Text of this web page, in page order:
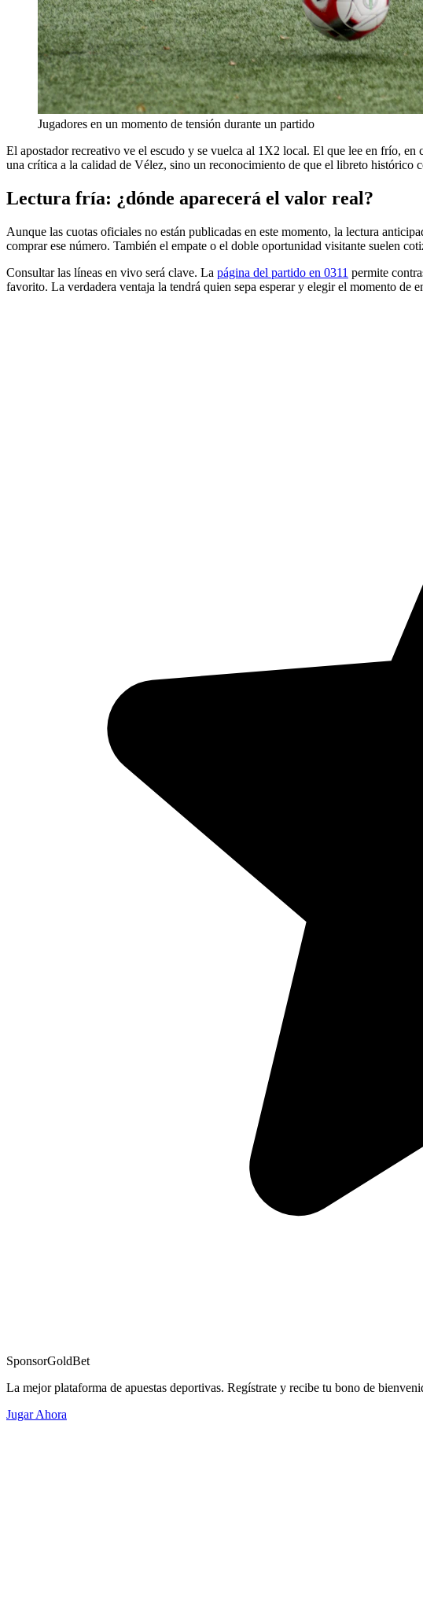
Jugadores en un momento de tensión durante un partido
El apostador recreativo ve el escudo y se vuelca al 1X2 local. El que lee en frío,
una crítica a la calidad de Vélez, sino un reconocimiento de que el libreto histórico
Lectura fría: ¿dónde aparecerá el valor real?
Aunque las cuotas oficiales no están publicadas en este momento, la lectura
comprar ese número. También el empate o el doble oportunidad visitante suelen
Consultar las líneas en vivo será clave. La página del partido en 0311 permite
favorito. La verdadera ventaja la tendrá quien sepa esperar y elegir el momento de
SponsorGoldBet
La mejor plataforma de apuestas deportivas. Regístrate y recibe tu bono de
Jugar Ahora